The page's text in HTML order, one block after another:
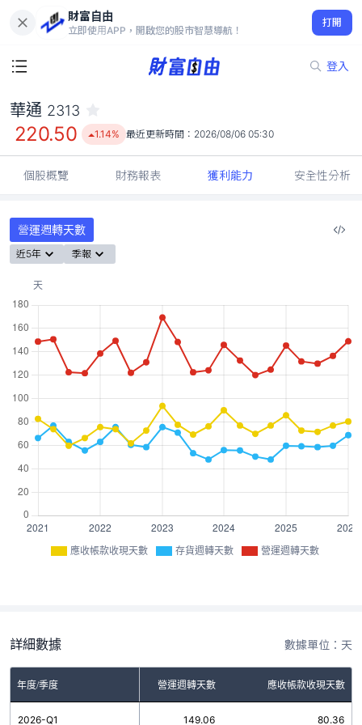
財富自由
立即使用APP，開啟您的股市智慧導航！
打開
登入
220.50
1.14%
華通 2313
220.50 1.14% 最近更新時間： 2026/08/06 05:30
個股概覽 財務報表 獲利能力 安全性分析
營運週轉天數
近5年 季報
應收帳款收現天數 存貨週轉天數 營運週轉天數
詳細數據 數據單位：天
年度/季度
存貨週轉天數 營運週轉天數 應收帳款收現天數
2026-Q1 149.06 80.36